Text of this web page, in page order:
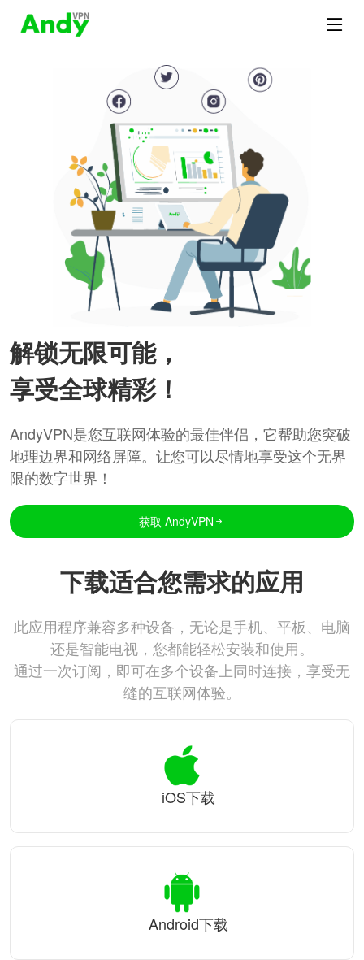
解锁无限可能，
享受全球精彩！
AndyVPN是您互联网体验的最佳伴侣，它帮助您突破
地理边界和网络屏障。让您可以尽情地享受这个无界
限的数字世界！
获取 AndyVPN
下载适合您需求的应用
此应用程序兼容多种设备，无论是手机、平板、电脑
还是智能电视，您都能轻松安装和使用。
通过一次订阅，即可在多个设备上同时连接，享受无
缝的互联网体验。
iOS下载
Android下载